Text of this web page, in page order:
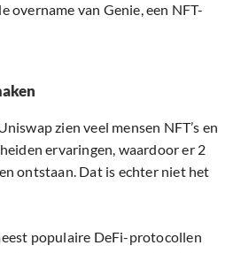
overname van Genie, een NFT-
zien veel mensen NFT’s en
ervaringen, waardoor er 2
ontstaan. Dat is echter niet het
populaire DeFi-protocollen